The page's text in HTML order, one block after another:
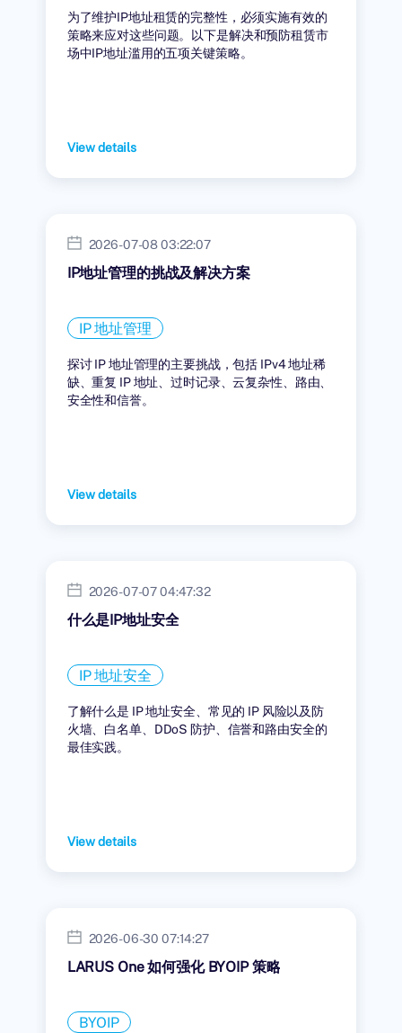
为了维护IP地址租赁的完整性，必须实施有效的
策略来应对这些问题。以下是解决和预防租赁市
场中IP地址滥用的五项关键策略。
View details
2026-07-08 03:22:07
IP地址管理的挑战及解决方案
IP 地址管理
探讨 IP 地址管理的主要挑战，包括 IPv4 地址稀
缺、重复 IP 地址、过时记录、云复杂性、路由、
安全性和信誉。
View details
2026-07-07 04:47:32
什么是IP地址安全
IP 地址安全
了解什么是 IP 地址安全、常见的 IP 风险以及防
火墙、白名单、DDoS 防护、信誉和路由安全的
最佳实践。
View details
2026-06-30 07:14:27
LARUS One 如何强化 BYOIP 策略
BYOIP